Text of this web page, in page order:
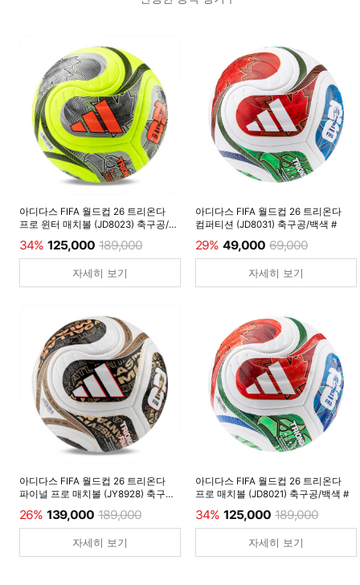
아디다스 FIFA 월드컵 26 트리온다
프로 윈터 매치볼 (JD8023) 축구공/
34% 125,000 189,000
자세히 보기
아디다스 FIFA 월드컵 26 트리온다
컴퍼티션 (JD8031) 축구공/백색 #
29% 49,000 69,000
자세히 보기
아디다스 FIFA 월드컵 26 트리온다
파이널 프로 매치볼 (JY8928) 축구공/
26% 139,000 189,000
자세히 보기
아디다스 FIFA 월드컵 26 트리온다
프로 매치볼 (JD8021) 축구공/백색 #
34% 125,000 189,000
자세히 보기